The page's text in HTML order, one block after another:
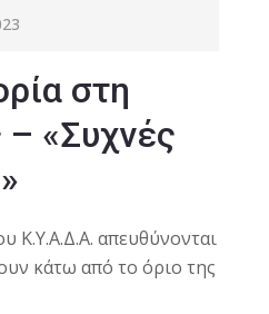
στη
– «Συχνές
Κ.Υ.Α.Δ.Α. απευθύνονται
κάτω από το όριο της